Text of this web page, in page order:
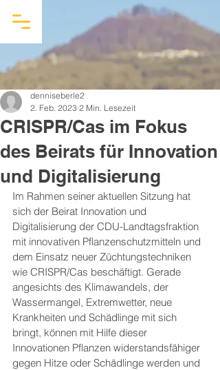
CRISPR/Cas im Fokus
des Beirats für Innovation
und Digitalisierung
denniseberle2
2. Feb. 2023 2 Min. Lesezeit
Im Rahmen seiner aktuellen Sitzung hat
sich der Beirat Innovation und
Digitalisierung der CDU-Landtagsfraktion
mit innovativen Pflanzenschutzmitteln und
dem Einsatz neuer Züchtungstechniken
wie CRISPR/Cas beschäftigt. Gerade
angesichts des Klimawandels, der
Wassermangel, Extremwetter, neue
Krankheiten und Schädlinge mit sich
bringt, können mit Hilfe dieser
Innovationen Pflanzen widerstandsfähiger
gegen Hitze oder Schädlinge werden und